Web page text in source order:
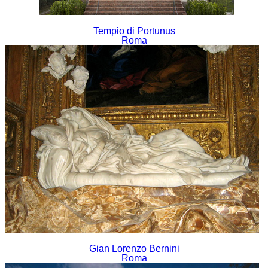
Tempio di Portunus
Roma
Gian Lorenzo Bernini
Roma